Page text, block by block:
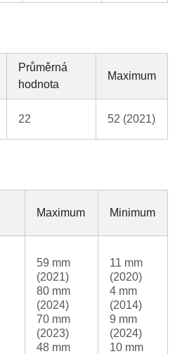
Průměrná
hodnota
Maximum
22 52 (2021)
Maximum Minimum
59 mm
(2021)
80 mm
(2024)
70 mm
(2023)
48 mm
11 mm
(2020)
4 mm
(2014)
9 mm
(2024)
10 mm